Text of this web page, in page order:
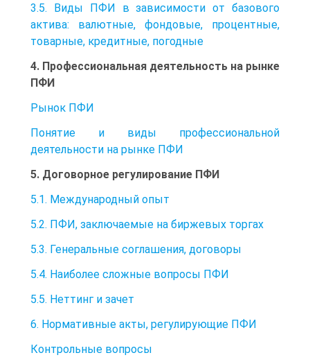
3.5. Виды ПФИ в зависимости от базового
актива: валютные, фондовые, процентные,
товарные, кредитные, погодные
4. Профессиональная деятельность на рынке
ПФИ
Рынок ПФИ
Понятие и виды профессиональной
деятельности на рынке ПФИ
5. Договорное регулирование ПФИ
5.1. Международный опыт
5.2. ПФИ, заключаемые на биржевых торгах
5.3. Генеральные соглашения, договоры
5.4. Наиболее сложные вопросы ПФИ
5.5. Неттинг и зачет
6. Нормативные акты, регулирующие ПФИ
Контрольные вопросы